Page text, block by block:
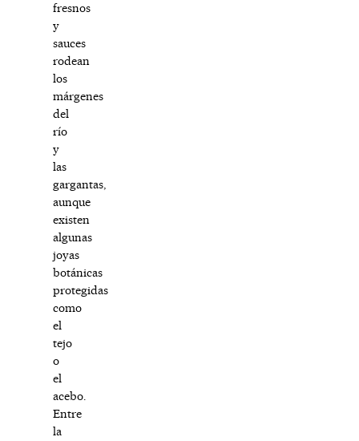
fresnos
y
sauces
rodean
los
márgenes
del
río
y
las
gargantas,
aunque
existen
algunas
joyas
botánicas
protegidas
como
el
tejo
o
el
acebo.
Entre
la